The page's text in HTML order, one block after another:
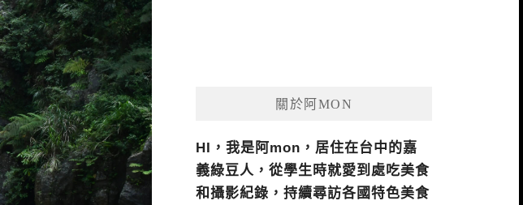
關於阿MON
HI，我是阿mon，居住在台中的嘉
義綠豆人，從學生時就愛到處吃美食
和攝影紀錄，持續尋訪各國特色美食